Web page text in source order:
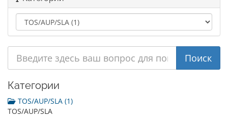
Категории
TOS/AUP/SLA (1)
TOS/AUP/SLA